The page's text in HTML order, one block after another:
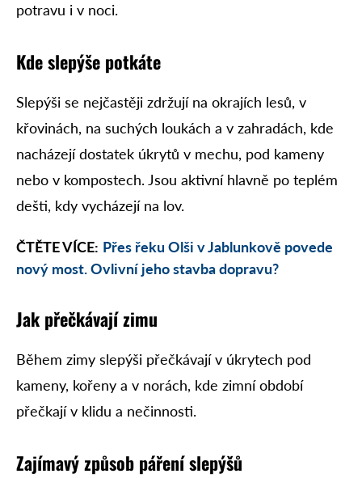
potravu i v noci.
Kde slepýše potkáte
Slepýši se nejčastěji zdržují na okrajích lesů, v
křovinách, na suchých loukách a v zahradách, kde
nacházejí dostatek úkrytů v mechu, pod kameny
nebo v kompostech. Jsou aktivní hlavně po teplém
dešti, kdy vycházejí na lov.
ČTĚTE VÍCE: Přes řeku Olši v Jablunkově povede
nový most. Ovlivní jeho stavba dopravu?
Jak přečkávají zimu
Během zimy slepýši přečkávají v úkrytech pod
kameny, kořeny a v norách, kde zimní období
přečkají v klidu a nečinnosti.
Zajímavý způsob páření slepýšů